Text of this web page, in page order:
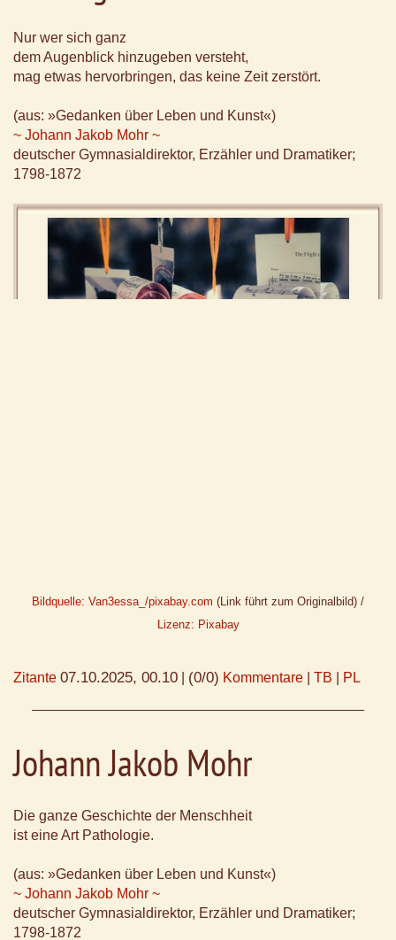
Nur wer sich ganz
dem Augenblick hinzugeben versteht,
mag etwas hervorbringen, das keine Zeit zerstört.
(aus: »Gedanken über Leben und Kunst«)
~ Johann Jakob Mohr ~
deutscher Gymnasialdirektor, Erzähler und Dramatiker;
1798-1872
Bildquelle: Van3essa_/pixabay.com (Link führt zum Originalbild) /
Lizenz: Pixabay
Zitante 07.10.2025, 00.10 (0/0) Kommentare TB PL
Johann Jakob Mohr
Die ganze Geschichte der Menschheit
ist eine Art Pathologie.
(aus: »Gedanken über Leben und Kunst«)
~ Johann Jakob Mohr ~
deutscher Gymnasialdirektor, Erzähler und Dramatiker;
1798-1872